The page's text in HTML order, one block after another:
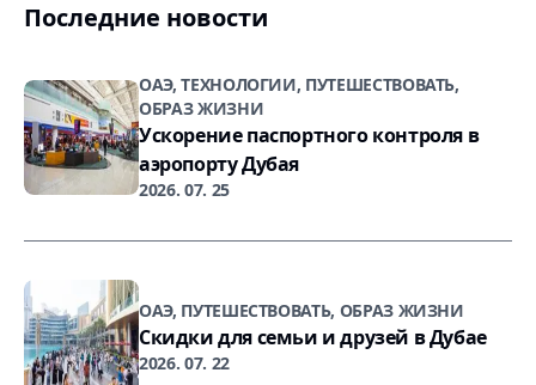
Последние новости
ОАЭ, ТЕХНОЛОГИИ, ПУТЕШЕСТВОВАТЬ,
ОБРАЗ ЖИЗНИ
Ускорение паспортного контроля в
аэропорту Дубая
2026. 07. 25
ОАЭ, ПУТЕШЕСТВОВАТЬ, ОБРАЗ ЖИЗНИ
Скидки для семьи и друзей в Дубае
2026. 07. 22